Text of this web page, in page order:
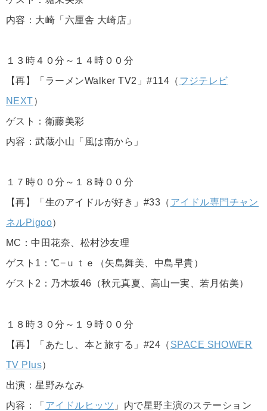
内容：大崎「六厘舎 大崎店」
１３時４０分～１４時００分
【再】「ラーメンWalker TV2」#114（ フジテレビ
NEXT）
ゲスト：衛藤美彩
内容：武蔵小山「風は南から」
１７時００分～１８時００分
【再】「生のアイドルが好き」#33（ アイドル専門チャン
ネルPigoo）
MC：中田花奈、松村沙友理
ゲスト1：℃−ｕｔｅ（矢島舞美、中島早貴）
ゲスト2：乃木坂46（秋元真夏、高山一実、若月佑美）
１８時３０分～１９時００分
【再】「あたし、本と旅する」#24（ SPACE SHOWER
TV Plus）
出演：星野みなみ
内容：「 アイドルヒッツ 」内で星野主演のステーション